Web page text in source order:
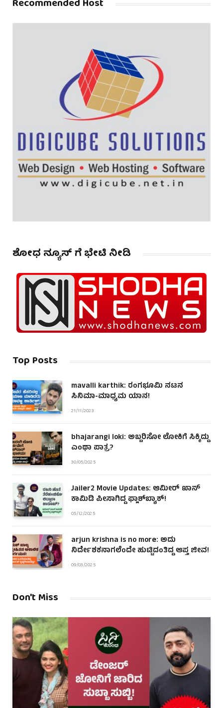
Recommended Host
ಶೋಧ ನ್ಯೂಸ್ ಗೆ ಭೇಟಿ ನೀಡಿ
Top Posts
mavalli karthik: ರಂಗಭೂಮಿ ನಟನ
ಸಿನಿಮಾ-ಮಾಧ್ಯಮ ಯಾನ!
21/11/2023
bhajarangi loki: ಅಬ್ಬರಿಸೋ ಲೋಕಿಗೆ ಸಿಕ್ಕಿದ್ದು
ಎಂಥಾ ಪಾತ್ರ?
30/05/2025
Jailer2 Movie Updates: ಆಮೀರ್ ಖಾನ್
ಕಾಮಿಡಿ ಪೀಸಾಗಿದ್ದ ಫ್ಲಾಶ್‌ಬ್ಯಾಕ್!
05/12/2025
arjun krishna is no more: ಅದು
ನಿರ್ದೇಶಕನಾಗಲೆಂದೇ ಹುಟ್ಟಿದಂತಿದ್ದ ಆಪ್ತ ಜೀವ!
09/03/2025
Don't Miss